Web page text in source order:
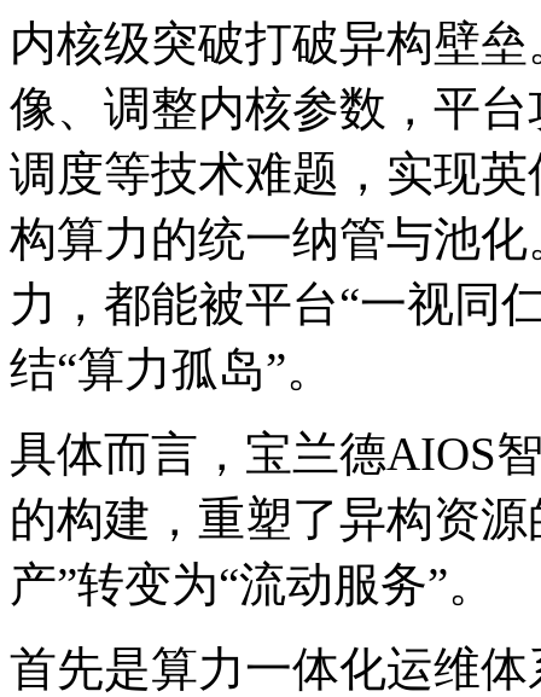
内核级突破打破异构壁
像、调整内核参数，平
调度等技术难题，实现
构算力的统一纳管与池
力，都能被平台“一视同
结“算力孤岛”。
具体而言，宝兰德AIOS
的构建，重塑了异构资
产”转变为“流动服务”。
首先是算力一体化运维体